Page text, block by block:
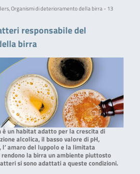
Organismi di deterioramento della birra - 13
responsabile del
birra
è un habitat adatto per la crescita di
alcolica, il basso valore di pH,
l’ amaro del luppolo e la limitata
la birra un ambiente piuttosto
si sono adattati a queste condizioni.